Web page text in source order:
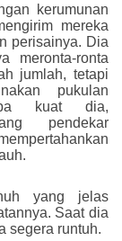
kerumunan
mereka
perisainya. Dia
meronta-ronta
jumlah, tetapi
pukulan
kuat dia,
pendekar
yang jelas
Saat dia
segera runtuh.